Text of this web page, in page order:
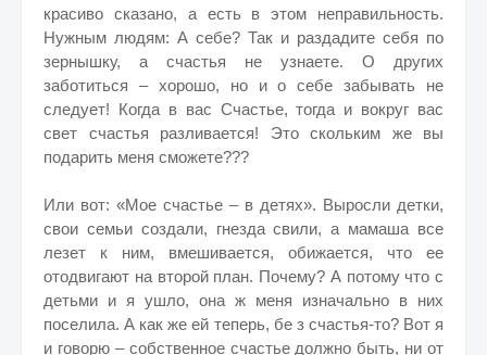
красиво сказано, а есть в этом неправильность.
Нужным людям: А себе? Так и раздадите себя по
зернышку, а счастья не узнаете. О других
заботиться – хорошо, но и о себе забывать не
следует! Когда в вас Счастье, тогда и вокруг вас
свет счастья разливается! Это скольким же вы
подарить меня сможете???
Или вот: «Мое счастье – в детях». Выросли детки,
свои семьи создали, гнезда свили, а мамаша все
лезет к ним, вмешивается, обижается, что ее
отодвигают на второй план. Почему? А потому что с
детьми и я ушло, она ж меня изначально в них
поселила. А как же ей теперь, бе з счастья-то? Вот я
и говорю – собственное счастье должно быть, ни от